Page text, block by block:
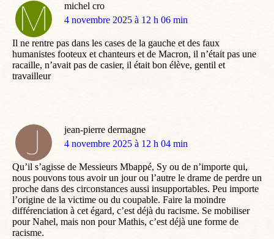
michel cro
dit
4 novembre 2025 à 12 h 06 min
Il ne rentre pas dans les cases de la gauche et des faux
humanistes footeux et chanteurs et de Macron, il n’était pas une
racaille, n’avait pas de casier, il était bon élève, gentil et
travailleur
jean-pierre dermagne
dit
4 novembre 2025 à 12 h 04 min
Qu’il s’agisse de Messieurs Mbappé, Sy ou de n’importe qui,
nous pouvons tous avoir un jour ou l’autre le drame de perdre un
proche dans des circonstances aussi insupportables. Peu importe
l’origine de la victime ou du coupable. Faire la moindre
différenciation à cet égard, c’est déjà du racisme. Se mobiliser
pour Nahel, mais non pour Mathis, c’est déjà une forme de
racisme.